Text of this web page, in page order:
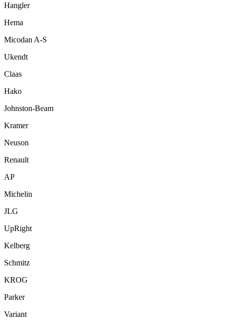
Hangler
Hema
Micodan A-S
Ukendt
Claas
Hako
Johnston-Beam
Kramer
Neuson
Renault
AP
Michelin
JLG
UpRight
Kelberg
Schmitz
KROG
Parker
Variant